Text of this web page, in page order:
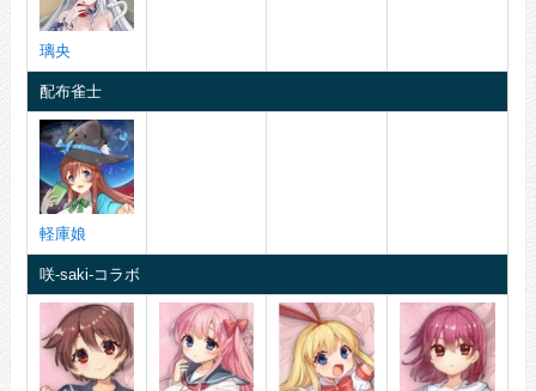
璃央
配布雀士
軽庫娘
咲-saki-コラボ